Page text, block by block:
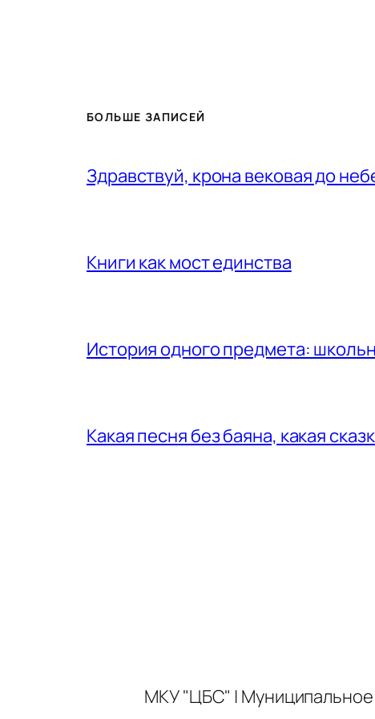
БОЛЬШЕ ЗАПИСЕЙ
Здравствуй, крона вековая до
Книги как мост единства
История одного предмета:
Какая песня без баяна, какая
МКУ "ЦБС" | Муниципальное